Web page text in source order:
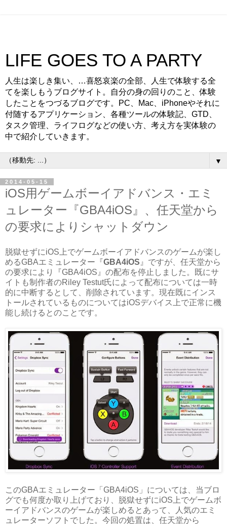
LIFE GOES TO A PARTY
人生は楽しき集い、…喜怒哀楽の全部、人生で体験する全
てを楽しもうブログサイト。自分の身の回りのこと、体験
したことをつづるブログです。PC、Mac、iPhoneやそれに
付随するアプリケーション、各種ツールの体験記、GTD、
タスク管理、ライフログなどの使い方、考え方を実体験の
中で紹介していきます。
▼
2014-05-15
iOS用ゲームボーイアドバンス・エミ
ュレーター『GBA4iOS』、任天堂から
の要求によりシャットダウン
脱獄せずにiOS上でゲームボーイアドバンスのゲームが楽し
めるGBAエミュレーター『GBA4iOS 』ですが、任天堂から
の要求により『GBA4iOS』の配布を停止しました。既にサ
イトも制作者のRiley Testut氏によって配布については一時
的に中断するとして、削除されています。現在既にインス
トールされているものについてはiOSデバイス上で正常に機
能し続けるとのことです。
このGBAエミュレーター「GBA4iOS」については、当ブロ
グでも何度か取り上げており、脱獄せずにiOS上でゲームボ
ーイアドバンスのゲームが楽しめるとあって、人気のエミ
ュレーターソフトでした。今回の処置は、任天堂から